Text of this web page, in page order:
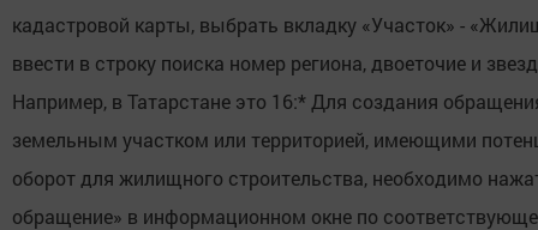
кадастровой карты, выбрать вкладку «Участок» -
ввести в строку поиска номер региона, двоеточие и
Например, в Татарстане это 16:* Для создания
земельным участком или территорией, имеющими
оборот для жилищного строительства, необходимо
обращение» в информационном окне по